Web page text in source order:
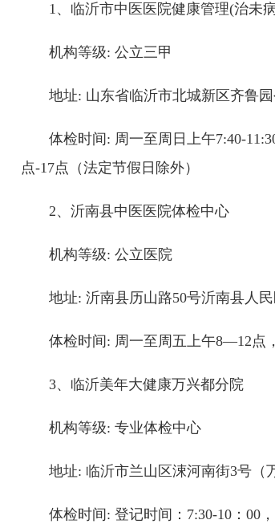
1、临沂市中医医院健康管理(治未
机构等级: 公立三甲
地址: 山东省临沂市北城新区齐鲁园
体检时间: 周一至周日上午7:40-
点-17点（法定节假日除外）
2、沂南县中医医院体检中心
机构等级: 公立医院
地址: 沂南县历山路50号沂南县人民
体检时间: 周一至周五上午8—12点，
3、临沂美年大健康万兴都分院
机构等级: 专业体检中心
地址: 临沂市兰山区涑河南街3号（
体检时间: 登记时间：7:30-10：00，